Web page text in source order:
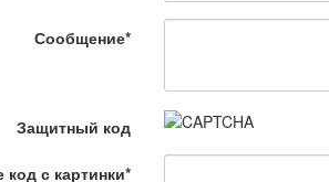
Сообщение*
Защитный код
код с картинки*